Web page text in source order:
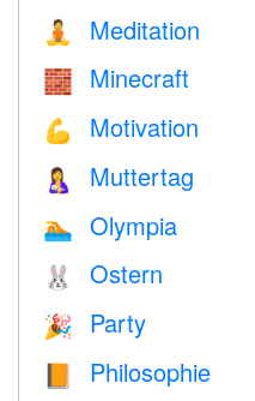
🧘 Meditation
🧱 Minecraft
💪 Motivation
🤱 Muttertag
🏊 Olympia
🐰 Ostern
🎉 Party
📙 Philosophie